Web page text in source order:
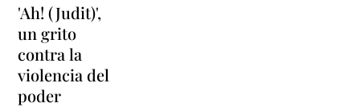
'Ah! (Judit)',
un grito
contra la
violencia del
poder